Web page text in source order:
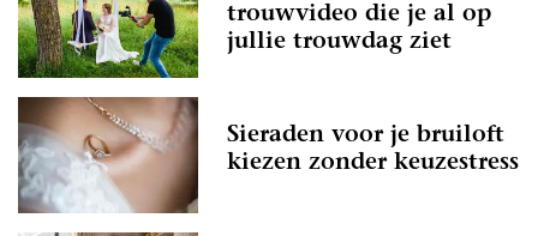
trouwvideo die je al op
jullie trouwdag ziet
Sieraden voor je bruiloft
kiezen zonder keuzestress